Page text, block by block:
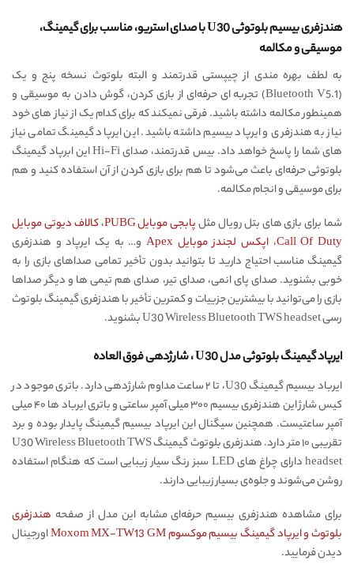
هندزفری بیسیم بلوتوثی U30 با صدای استریو، مناسب برای گیمینگ،
موسیقی و مکالمه
به لطف بهره مندی از چیپستی قدرتمند و البته بلوتوث نسخه پنج و یک
(Bluetooth V5.1) تجربه ای حرفه‌ای از بازی کردن، گوش دادن به موسیقی و
همینطور مکالمه داشته باشید. فرقی نمیکند که برای کدام یک از نیاز های خود
نیاز به هندزفری و ایرپاد بیسیم داشته باشید. این ایرپاد گیمینگ تمامی نیاز
های شما را پاسخ خواهد داد. بیس قدرتمند، صدای Hi-Fi این ابرپاد گیمینگ
بلوتوثی حرفه‌ای باعث می‌شود تا هم برای بازی کردن از آن استفاده کنید و هم
برای موسیقی و انجام مکالمه.
شما برای بازی های بتل رویال مثلپابجی موبایل PUBG ،کالاف دیوتی موبایل
Call Of Duty، اپکس لجندز موبایل Apex
و… به یک ایرپاد و هندزفری
گیمینگ مناسب احتیاج دارید تا بتوانید بدون تأخیر تمامی صداهای بازی را به
خوبی بشنوید. صدای پای انمی، صدای تیر، صدای هم تیمی ها و دیگر صداها
بازی را می‌توانید با بیشترین جزییات و کمترین تأخیر با هندزفری گیمینگ بلوتوث
رسی U30 Wireless Bluetooth TWS headset بشنوید.
ایرپاد گیمینگ بلوتوثی مدل U30 ، شارژدهی فوق العاده
ایرباد بیسیم گیمینگ U30، تا ۲ ساعت مداوم شارژدهی دارد. باتری موجود در
کیس شارژ این هندزفری بیسیم ۳۰۰ میلی آمپر ساعتی و باتری ایرباد ها ۴۰ میلی
آمپر ساعتیست. همچنین سیگنال این ایرپاد بیسیم گیمینگ پایدار بوده و برد
تقریبی ۱۰ متر دارد. هندزفری بلوتوث گیمینگ U30 Wireless Bluetooth TWS
headset دارای چراغ های LED سبز رنگ سیار زیبایی است که هنگام استفاده
روشن می‌شوند و جلوه‌ی بسیار زیبایی دارند.
برای مشاهده هندزفری بیسیم حرفه‌ای مشابه این مدل از صفحه هندزفری
بلوتوث و ایرپاد گیمینگ بیسیم موکسوم Moxom MX-TW13 GM
اورجینال
دیدن فرمایید.